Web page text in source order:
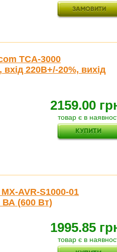
TCA-3000
вхід 220В+/-20%, вихід
2159.00
товар є в
AVR-S1000-01
ВА (600 Вт)
1995.85
товар є в